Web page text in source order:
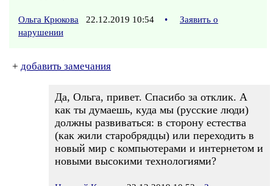
Ольга Крюкова 22.12.2019 10:54 •
Заявить о
нарушении
+ добавить замечания
Да, Ольга, привет. Спасибо за отклик. А
как ты думаешь, куда мы (русские люди)
должны развиваться: в сторону естества
(как жили старобрядцы) или переходить в
новый мир с компьютерами и интернетом и
новыми высокими технологиями?